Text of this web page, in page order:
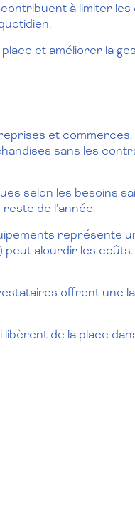
à limiter les
et améliorer la
et
sans les
selon les besoins
de l’année.
représente
alourdir les coûts.
offrent une
libèrent de la place